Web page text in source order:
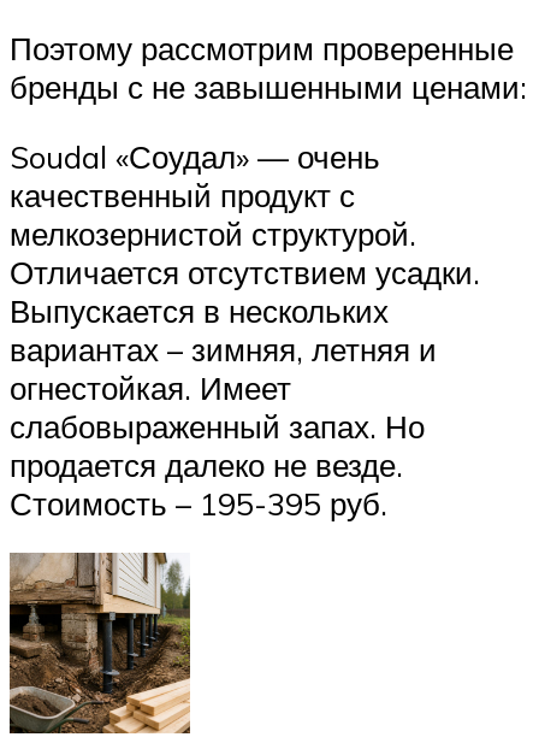
Поэтому рассмотрим проверенные
бренды с не завышенными ценами:
Soudal «Соудал» — очень
качественный продукт с
мелкозернистой структурой.
Отличается отсутствием усадки.
Выпускается в нескольких
вариантах – зимняя, летняя и
огнестойкая. Имеет
слабовыраженный запах. Но
продается далеко не везде.
Стоимость – 195-395 руб.